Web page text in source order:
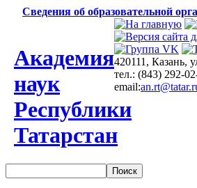
Сведения об образовательной
Академия
наук
Республики
Татарстан
420111, Казань,
тел.: (843) 292-
email: